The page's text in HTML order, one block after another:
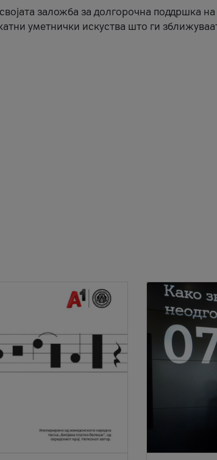
заложба за долгорочна поддршка на
уметнички искуства што ги